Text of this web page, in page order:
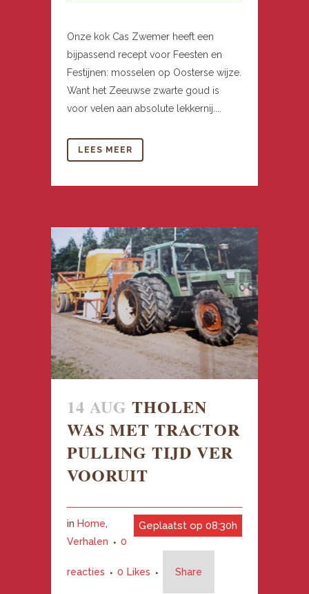
Onze kok Cas Zwemer heeft een
bijpassend recept voor Feesten en
Festijnen: mosselen op Oosterse wijze.
Want het Zeeuwse zwarte goud is
voor velen aan absolute lekkernij....
LEES MEER
14 AUG THOLEN
WAS MET TRACTOR
PULLING TIJD VER
VOORUIT
Geplaatst op 08:30h
in Home,
Verhalen
0
reacties 0 Likes Share